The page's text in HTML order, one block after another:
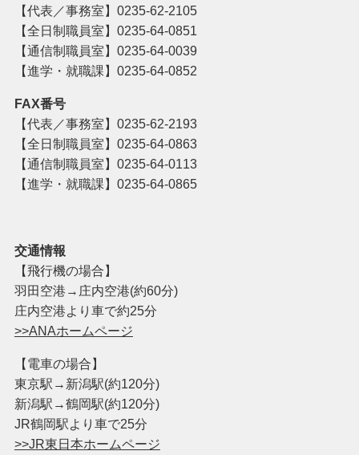
【代表／事務室】 0235-62-2105
【全日制職員室】0235-64-0851
【通信制職員室】0235-64-0039
【進学・就職課】0235-64-0852
FAX番号
【代表／事務室】 0235-62-2193
【全日制職員室】 0235-64-0863
【通信制職員室】 0235-64-0113
【進学・就職課】0235-64-0865
交通情報
【飛行機の場合】
羽田空港→庄内空港(約60分)
庄内空港より車で約25分
>>ANAホームページ
【電車の場合】
東京駅→新潟駅(約120分)
新潟駅→鶴岡駅(約120分)
JR鶴岡駅より車で25分
>>JR東日本ホームページ